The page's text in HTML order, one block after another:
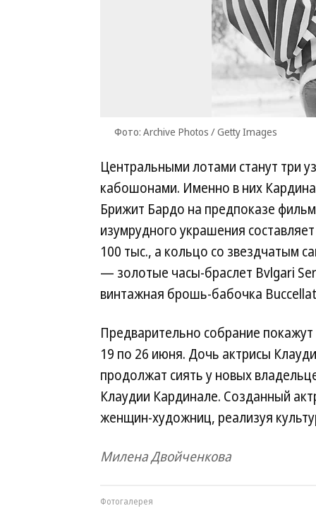
Фото: Archive Photos / Getty Images
Центральными лотами станут три
кабошонами. Именно в них
Брижит Бардо на предпоказе
изумрудного украшения
100 тыс., а кольцо со звездчатым
— золотые часы-браслет Bvlgari
винтажная брошь-бабочка
Предварительно собрание
19 по 26 июня. Дочь актрисы
продолжат сиять у новых
Клаудии Кардинале. Созданный
женщин-художниц, реализуя
Милена Двойченкова
Фотогалерея